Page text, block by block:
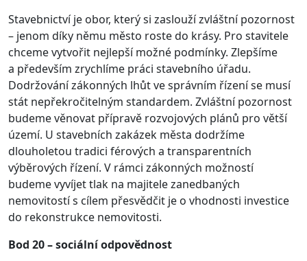
Stavebnictví je obor, který si zaslouží zvláštní pozornost
– jenom díky němu město roste do krásy. Pro stavitele
chceme vytvořit nejlepší možné podmínky. Zlepšíme
a především zrychlíme práci stavebního úřadu.
Dodržování zákonných lhůt ve správním řízení se musí
stát nepřekročitelným standardem. Zvláštní pozornost
budeme věnovat přípravě rozvojových plánů pro větší
území. U stavebních zakázek města dodržíme
dlouholetou tradici férových a transparentních
výběrových řízení. V rámci zákonných možností
budeme vyvíjet tlak na majitele zanedbaných
nemovitostí s cílem přesvědčit je o vhodnosti investice
do rekonstrukce nemovitosti.
Bod 20 – sociální odpovědnost